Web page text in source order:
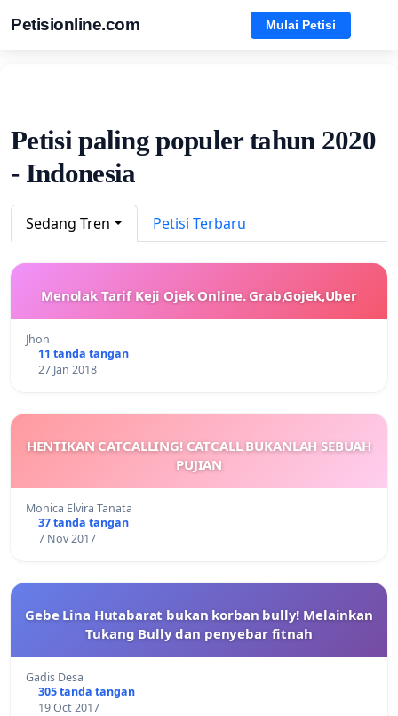
Petisionline.com Mulai Petisi
Petisi paling populer tahun 2020
- Indonesia
Sedang Tren Petisi Terbaru
Menolak Tarif Keji Ojek Online. Grab,Gojek,Uber
Jhon
11 tanda tangan
27 Jan 2018
HENTIKAN CATCALLING! CATCALL BUKANLAH SEBUAH
PUJIAN
Monica Elvira Tanata
37 tanda tangan
7 Nov 2017
Gebe Lina Hutabarat bukan korban bully! Melainkan
Tukang Bully dan penyebar fitnah
Gadis Desa
305 tanda tangan
19 Oct 2017